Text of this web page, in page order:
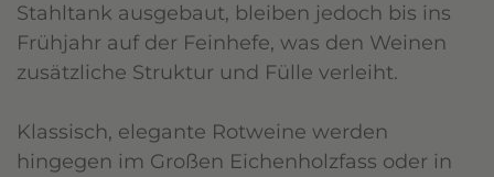
Stahltank ausgebaut, bleiben jedoch bis ins
Frühjahr auf der Feinhefe, was den Weinen
zusätzliche Struktur und Fülle verleiht.
Klassisch, elegante Rotweine werden
hingegen im Großen Eichenholzfass oder in